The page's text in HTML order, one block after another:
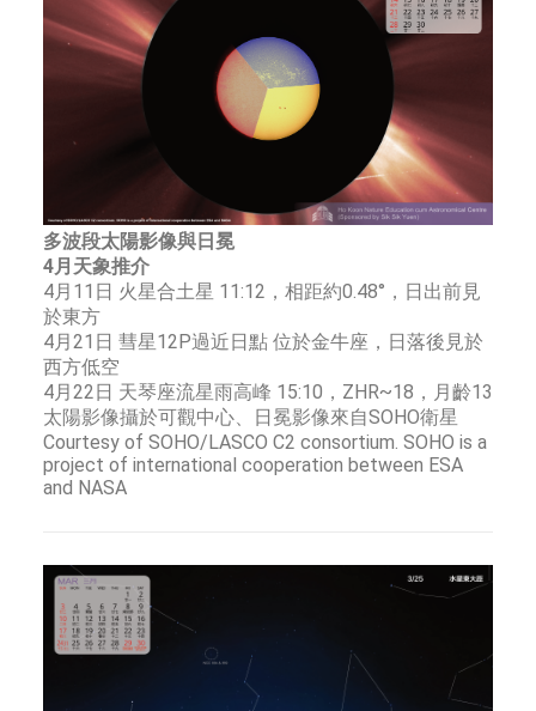
多波段太陽影像與日冕
4月天象推介
4月11日 火星合土星 11:12，相距約0.48°，日出前見
於東方
4月21日 彗星12P過近日點 位於金牛座，日落後見於
西方低空
4月22日 天琴座流星雨高峰 15:10，ZHR~18，月齡13
太陽影像攝於可觀中心、日冕影像來自SOHO衛星
Courtesy of SOHO/LASCO C2 consortium. SOHO is a
project of international cooperation between ESA
and NASA